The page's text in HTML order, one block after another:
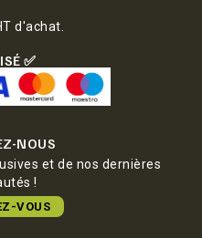
d'achat.
✅
NOUS
et de nos dernières
!
VOUS